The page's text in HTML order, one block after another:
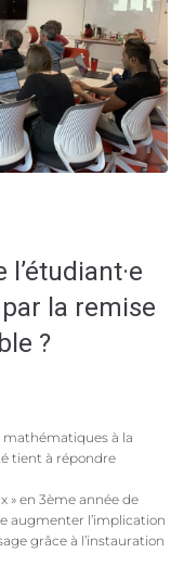
la remise
?
mathématiques à la
tient à répondre
» en 3ème année de
augmenter l’implication
grâce à l’instauration